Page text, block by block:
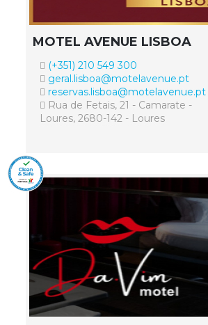
MOTEL AVENUE LISBOA
(+351) 210 549 300
geral.lisboa@motelavenue.pt
reservas.lisboa@motelavenue.pt
Rua de Fetais, 21 - Camarate -
Loures, 2680-142 - Loures